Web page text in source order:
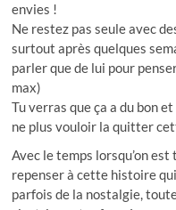
envies !
Ne restez pas seule avec
surtout après quelques
parler que de lui pour
max)
Tu verras que ça a du bon
ne plus vouloir la quitter
Avec le temps lorsqu’on
repenser à cette histoire
parfois de la nostalgie,